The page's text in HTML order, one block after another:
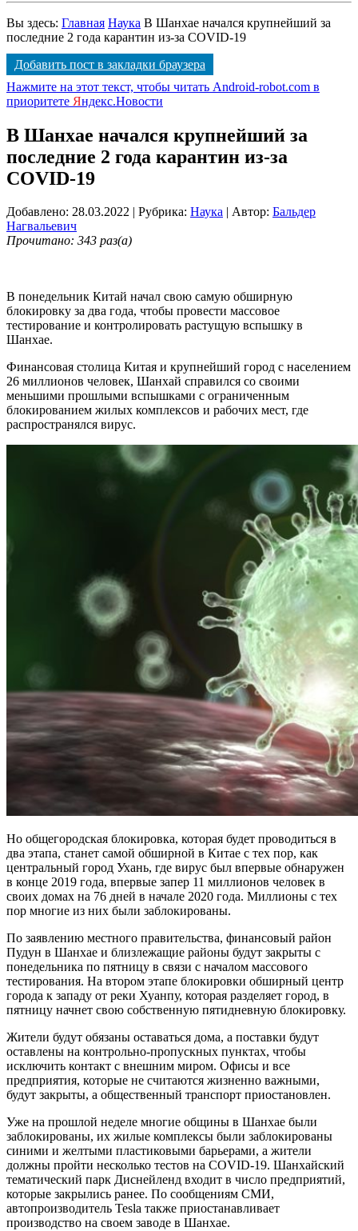
Вы здесь: Главная Наука В Шанхае начался крупнейший за
последние 2 года карантин из-за COVID-19
Добавить пост в закладки браузера
Нажмите на этот текст, чтобы читать Android-robot.com в
приоритете Яндекс.Новости
В Шанхае начался крупнейший за
последние 2 года карантин из-за
COVID-19
Добавлено: 28.03.2022 | Рубрика: Наука | Автор: Бальдер
Нагвальевич
Прочитано: 343 раз(а)
В понедельник Китай начал свою самую обширную
блокировку за два года, чтобы провести массовое
тестирование и контролировать растущую вспышку в
Шанхае.
Финансовая столица Китая и крупнейший город с населением
26 миллионов человек, Шанхай справился со своими
меньшими прошлыми вспышками с ограниченным
блокированием жилых комплексов и рабочих мест, где
распространялся вирус.
Но общегородская блокировка, которая будет проводиться в
два этапа, станет самой обширной в Китае с тех пор, как
центральный город Ухань, где вирус был впервые обнаружен
в конце 2019 года, впервые запер 11 миллионов человек в
своих домах на 76 дней в начале 2020 года. Миллионы с тех
пор многие из них были заблокированы.
По заявлению местного правительства, финансовый район
Пудун в Шанхае и близлежащие районы будут закрыты с
понедельника по пятницу в связи с началом массового
тестирования. На втором этапе блокировки обширный центр
города к западу от реки Хуанпу, которая разделяет город, в
пятницу начнет свою собственную пятидневную блокировку.
Жители будут обязаны оставаться дома, а поставки будут
оставлены на контрольно-пропускных пунктах, чтобы
исключить контакт с внешним миром. Офисы и все
предприятия, которые не считаются жизненно важными,
будут закрыты, а общественный транспорт приостановлен.
Уже на прошлой неделе многие общины в Шанхае были
заблокированы, их жилые комплексы были заблокированы
синими и желтыми пластиковыми барьерами, а жители
должны пройти несколько тестов на COVID-19. Шанхайский
тематический парк Диснейленд входит в число предприятий,
которые закрылись ранее. По сообщениям СМИ,
автопроизводитель Tesla также приостанавливает
производство на своем заводе в Шанхае.